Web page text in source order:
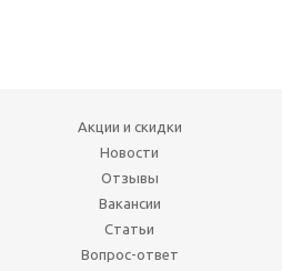
Акции и скидки
Новости
Отзывы
Вакансии
Статьи
Вопрос-ответ